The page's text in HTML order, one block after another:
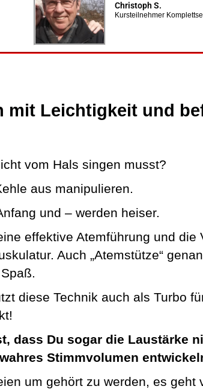
Christoph S.
Kursteilnehmer
mit Leichtigkeit und
vom Hals singen musst?
aus manipulieren.
und – werden heiser.
effektive Atemführung und die
Auch „Atemstütze“
diese Technik auch als Turbo
dass Du sogar die Laustärke
Stimmvolumen
um gehört zu werden, es